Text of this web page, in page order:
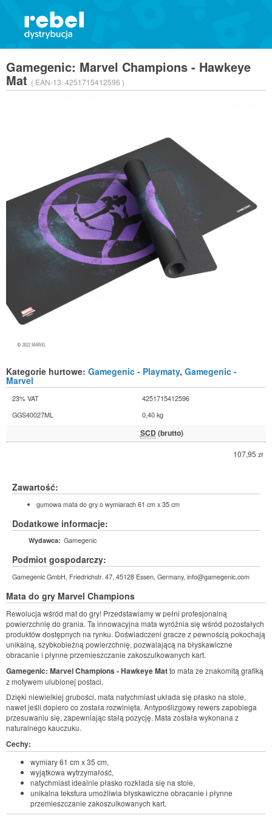
Gamegenic: Marvel Champions - Hawkeye
Mat ( EAN-13:4251715412596 )
Kategorie hurtowe: Gamegenic - Playmaty, Gamegenic -
Marvel
23% VAT
4251715412596
GGS40027ML
0,40 kg
SCD (brutto)
107,95 zł
Zawartość:
gumowa mata do gry o wymiarach 61 cm x 35 cm
Dodatkowe informacje:
Wydawca: Gamegenic
Podmiot gospodarczy:
Gamegenic GmbH, Friedrichstr. 47, 45128 Essen, Germany, info@gamegenic.com
Mata do gry Marvel Champions
Rewolucja wśród mat do gry! Przedstawiamy w pełni profesjonalną
powierzchnię do grania. Ta innowacyjna mata wyróżnia się wśród pozostałych
produktów dostępnych na rynku. Doświadczeni gracze z pewnością pokochają
unikalną, szybkobieżną powierzchnię, pozwalającą na błyskawiczne
obracanie i płynne przemieszczanie zakoszulkowanych kart.
Gamegenic: Marvel Champions - Hawkeye Matto mata ze znakomitą grafiką
z motywem ulubionej postaci.
Dzięki niewielkiej grubości, mata natychmiast układa się płasko na stole,
nawet jeśli dopiero co została rozwinięta. Antypoślizgowy rewers zapobiega
przesuwaniu się, zapewniając stałą pozycję. Mata została wykonana z
naturalnego kauczuku.
Cechy:
wymiary 61 cm x 35 cm,
wyjątkowa wytrzymałość,
natychmiast idealnie płasko rozkłada się na stole,
unikalna tekstura umożliwia błyskawiczne obracanie i płynne
przemieszczanie zakoszulkowanych kart.